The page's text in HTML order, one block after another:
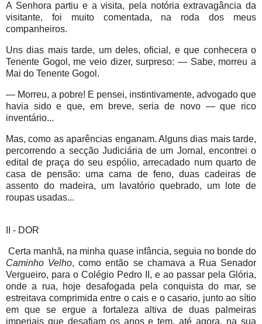
A Senhora partiu e a visita, pela notória extravagância da
visitante, foi muito comentada, na roda dos meus
companheiros.
Uns dias mais tarde, um deles, oficial, e que conhecera o
Tenente Gogol, me veio dizer, surpreso: — Sabe, morreu a
Mai do Tenente Gogol.
— Morreu, a pobre! E pensei, instintivamente, advogado que
havia sido e que, em breve, seria de novo — que rico
inventário...
Mas, como as aparências enganam. Alguns dias mais tarde,
percorrendo a secção Judiciária de um Jornal, encontrei o
edital de praça do seu espólio, arrecadado num quarto de
casa de pensão: uma cama de feno, duas cadeiras de
assento do madeira, um lavatório quebrado, um lote de
roupas usadas...
II - DOR
Certa manhã, na minha quase infância, seguia no bonde do
Caminho Velho, como então se chamava a Rua Senador
Vergueiro, para o Colégio Pedro II, e ao passar pela Glória,
onde a rua, hoje desafogada pela conquista do mar, se
estreitava comprimida entre o cais e o casario, junto ao sítio
em que se ergue a fortaleza altiva de duas palmeiras
imperiais que desafiam os anos e tem, até agora, na sua